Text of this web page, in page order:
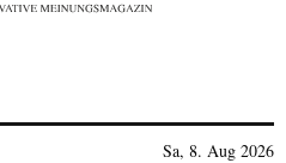
Sa, 8. Aug 2026